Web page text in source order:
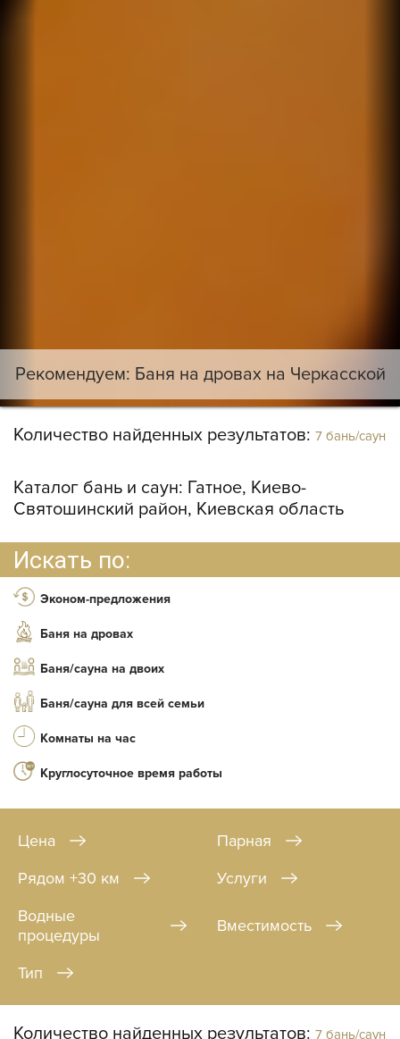
Рекомендуем: Баня на дровах на Черкасской
Количество найденных результатов: 7 бань/саун
Каталог бань и саун: Гатное, Киево-
Святошинский район, Киевская область
Искать по:
Эконом-предложения
Баня на дровах
Баня/сауна на двоих
Баня/сауна для всей семьи
Комнаты на час
Круглосуточное время работы
Цена
Парная
Рядом +30 км
Услуги
Водные
процедуры
Вместимость
Тип
Количество найденных результатов: 7 бань/саун